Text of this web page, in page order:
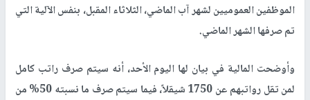
الموظفين العموميين لشهر آب الماضي، الثلاثاء المقبل، بنفس الآلية التي
تم صرفها الشهر الماضي.
وأوضحت المالية في بيان لها اليوم الأحد، أنه سيتم صرف راتب كامل
لمن تقل رواتبهم عن 1750 شيقلاً، فيما سيتم صرف ما نسبته 50% من